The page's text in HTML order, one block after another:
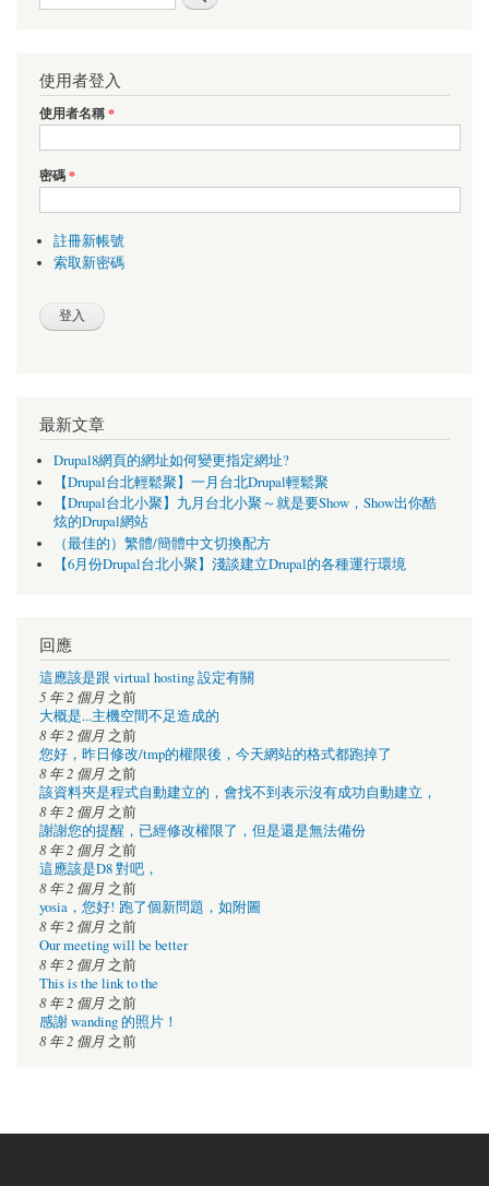
使用者登入
使用者名稱*
密碼*
註冊新帳號
索取新密碼
最新文章
Drupal8網頁的網址如何變更指定網址?
【Drupal台北輕鬆聚】一月台北Drupal輕鬆聚
【Drupal台北小聚】九月台北小聚～就是要Show，Show出你酷
炫的Drupal網站
（最佳的）繁體/簡體中文切換配方
【6月份Drupal台北小聚】淺談建立Drupal的各種運行環境
回應
這應該是跟 virtual hosting 設定有關
5 年 2 個月 之前
大概是...主機空間不足造成的
8 年 2 個月 之前
您好，昨日修改/tmp的權限後，今天網站的格式都跑掉了
8 年 2 個月 之前
該資料夾是程式自動建立的，會找不到表示沒有成功自動建立，
8 年 2 個月 之前
謝謝您的提醒，已經修改權限了，但是還是無法備份
8 年 2 個月 之前
這應該是D8 對吧，
8 年 2 個月 之前
yosia，您好! 跑了個新問題，如附圖
8 年 2 個月 之前
Our meeting will be better
8 年 2 個月 之前
This is the link to the
8 年 2 個月 之前
感謝 wanding 的照片！
8 年 2 個月 之前